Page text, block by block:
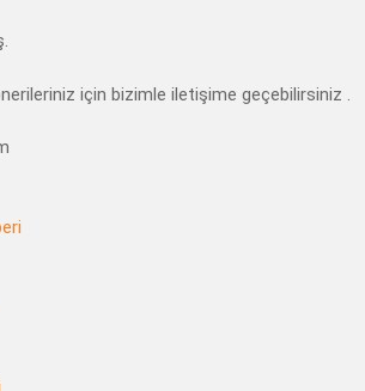
için bizimle iletişime geçebilirsiniz .